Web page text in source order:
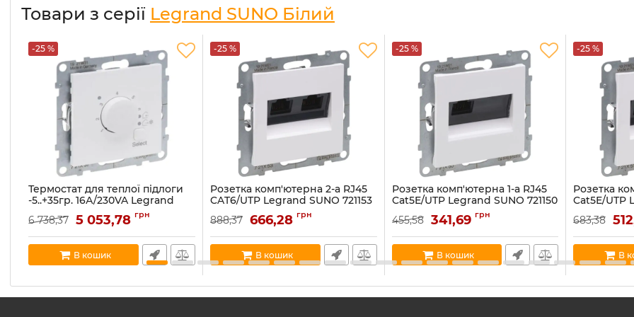
Товари з серії Legrand SUNO Білий
-25 %
Термостат для теплої підлоги
-5..+35гр. 16А/230VA Legrand
Артикул: 721137
В наявності:2
6 738,37 5 053,78 грн
В кошик
-25 %
Розетка комп'ютерна 2-а RJ45
CAT6/UTP Legrand SUNO 721153
Артикул:
721153
В наявності:5
888,37 666,28 грн
В кошик
-25 %
Розетка комп'ютерна 1-а RJ45
Cat5E/UTP Legrand SUNO 721150
Артикул:
721150
В наявності:12
455,58 341,69 грн
В кошик
-25 %
Розетка
Cat5E/UTP
Артикул:
721151
В наявності:7
683,38
В